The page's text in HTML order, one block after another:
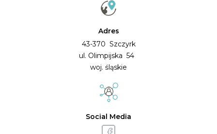
Adres
43-370 Szczyrk
ul. Olimpijska 54
woj. śląskie
Social Media